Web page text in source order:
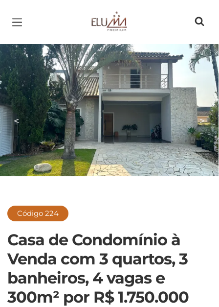
Página inicial
< >
Código 224
Casa de Condomínio à
Venda com 3 quartos, 3
banheiros, 4 vagas e
300m² por R$ 1.750.000